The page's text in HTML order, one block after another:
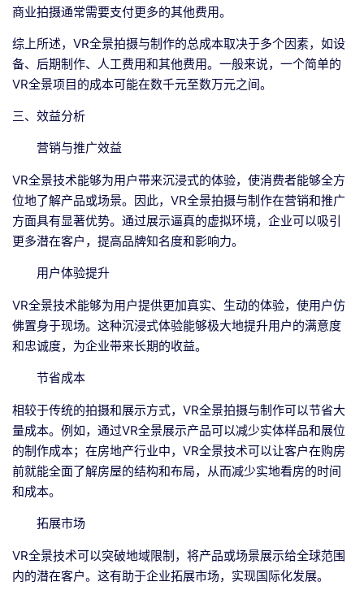
商业拍摄通常需要支付更多的其他费用。
综上所述，VR全景拍摄与制作的总成本取决于多个因素，如设
备、后期制作、人工费用和其他费用。一般来说，一个简单的
VR全景项目的成本可能在数千元至数万元之间。
三、效益分析
营销与推广效益
VR全景技术能够为用户带来沉浸式的体验，使消费者能够全方
位地了解产品或场景。因此，VR全景拍摄与制作在营销和推广
方面具有显著优势。通过展示逼真的虚拟环境，企业可以吸引
更多潜在客户，提高品牌知名度和影响力。
用户体验提升
VR全景技术能够为用户提供更加真实、生动的体验，使用户仿
佛置身于现场。这种沉浸式体验能够极大地提升用户的满意度
和忠诚度，为企业带来长期的收益。
节省成本
相较于传统的拍摄和展示方式，VR全景拍摄与制作可以节省大
量成本。例如，通过VR全景展示产品可以减少实体样品和展位
的制作成本；在房地产行业中，VR全景技术可以让客户在购房
前就能全面了解房屋的结构和布局，从而减少实地看房的时间
和成本。
拓展市场
VR全景技术可以突破地域限制，将产品或场景展示给全球范围
内的潜在客户。这有助于企业拓展市场，实现国际化发展。